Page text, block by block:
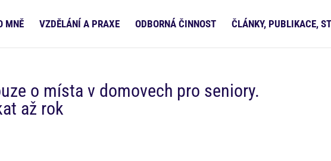
MNĚ VZDĚLÁNÍ A PRAXE ODBORNÁ ČINNOST ČLÁNKY, PUBLIKACE,
o místa v domovech pro seniory.
až rok